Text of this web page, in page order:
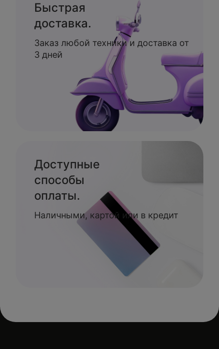
Быстрая
доставка.
Заказ любой техники и доставка от
3 дней
Доступные
способы
оплаты.
Наличными, картой или в кредит